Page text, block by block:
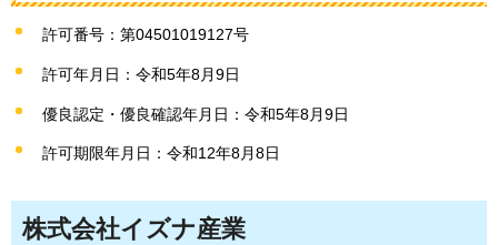
許可番号：第04501019127号
許可年月日：令和5年8月9日
優良認定・優良確認年月日：令和5年8月9日
許可期限年月日：令和12年8月8日
株式会社イズナ産業